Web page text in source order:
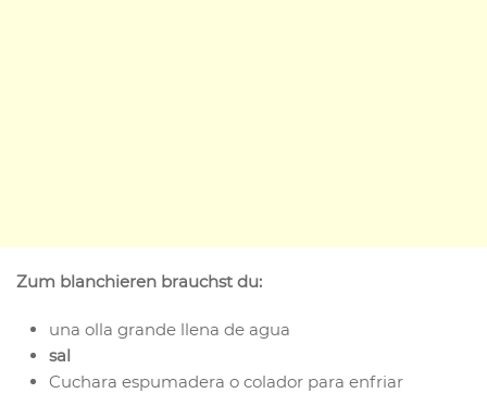
Zum blanchieren brauchst du:
una olla grande llena de agua
sal
Cuchara espumadera o colador para enfriar